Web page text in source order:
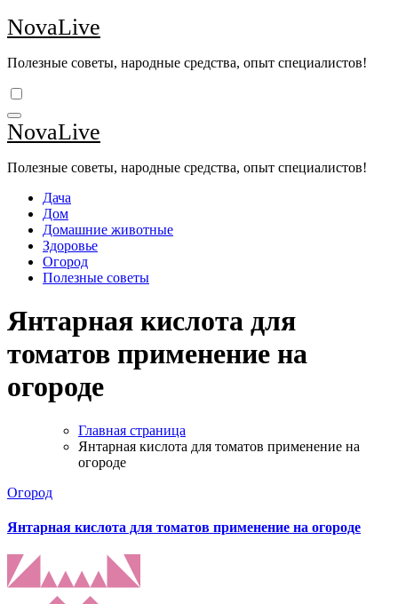
Перейти
к
NovaLive
Полезные советы, народные средства, опыт специалистов!
NovaLive
Полезные советы, народные средства, опыт специалистов!
Дача
Дом
Домашние животные
Здоровье
Огород
Полезные советы
Янтарная кислота для
томатов применение на
огороде
Главная страница
Янтарная кислота для томатов применение на
огороде
Огород
Янтарная кислота для томатов применение на огороде